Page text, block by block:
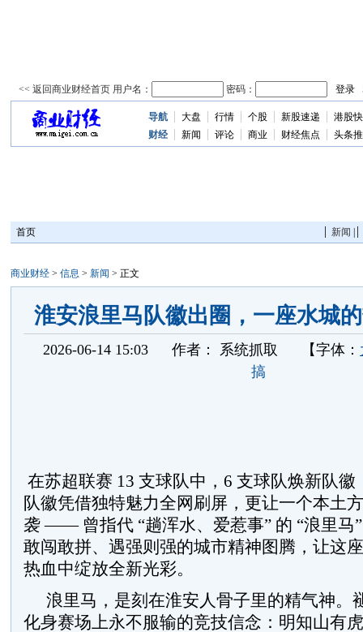
导航 大盘 行情 个股 新股速递
港股
财经
新闻 评论 商业 财经焦点 头条
首页 新闻
商业财经> 信息 > 新闻 > 正文
淮安浪里马队徽出圈，一座水城
2026-06-14 15:03 作者： 系统抓取 【字体：
搞
在苏超联赛 13 支球队中，6 支球队焕新队徽
队徽凭借独特魅力全网刷屏，更让一个本土
袭 —— 曾指代 “趟浑水、爱惹事” 的 “浪里马
敢闯敢拼、遇强则强的城市精神图腾，让这
热血中绽放全新光彩。
浪里马，是刻在淮安人骨子里的精气神。
化身赛场上永不服输的竞技信念：明知山有